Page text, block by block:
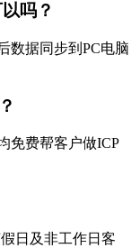
吗？
数据同步到PC电脑
免费帮客户做ICP
日及非工作日客